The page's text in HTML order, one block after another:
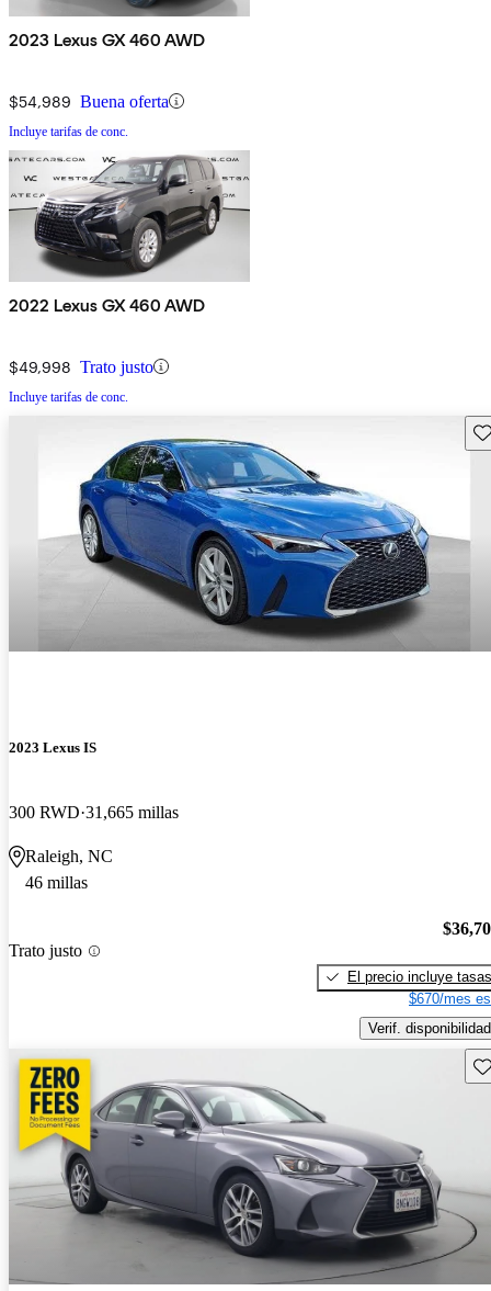
2023 Lexus GX 460 AWD
$54,989 Buena oferta
Incluye tarifas de conc.
2022 Lexus GX 460 AWD
$49,998 Trato justo
Incluye tarifas de conc.
2023 Lexus IS
300 RWD 31,665 millas
Raleigh, NC
46 millas
Trato justo
El precio incluye tasas
$670/mes
Verif. disponibilidad